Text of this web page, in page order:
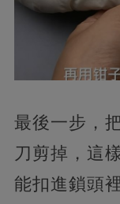
最後一步，
刀剪掉，這
能扣進鎖頭